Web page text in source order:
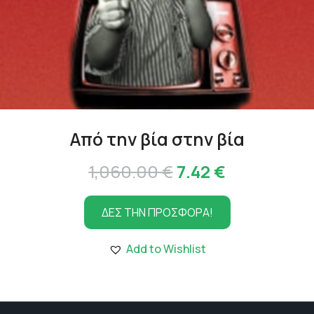
Από την βία στην βία
1,060.00€Original
price
was:
1,060.00 €.
7.42 €Η
τρέχουσα
τιμή
ΔΕΣ ΤΗΝ ΠΡΟΣΦΟΡΑ!
Add to Wishlist